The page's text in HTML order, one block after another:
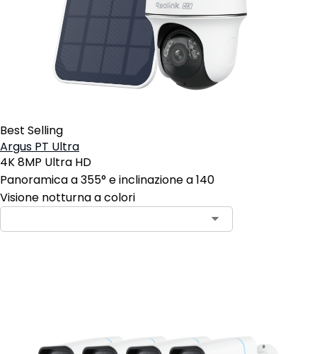
Best Selling
Argus PT Ultra
4K 8MP Ultra HD
Panoramica a 355° e inclinazione a 140
Visione notturna a colori